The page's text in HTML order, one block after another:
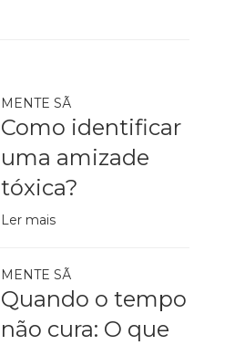
MENTE SÃ
Como identificar
uma amizade
tóxica?
Ler mais
MENTE SÃ
Quando o tempo
não cura: O que